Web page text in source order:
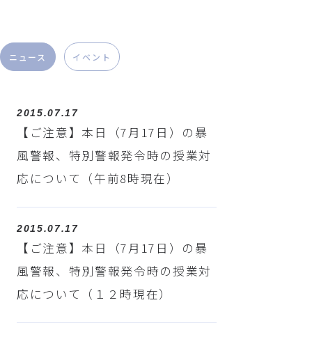
ニュース イベント
2015.07.17
【ご注意】本日（7月17日）の暴
風警報、特別警報発令時の授業対
応について（午前8時現在）
2015.07.17
【ご注意】本日（7月17日）の暴
風警報、特別警報発令時の授業対
応について（１２時現在）